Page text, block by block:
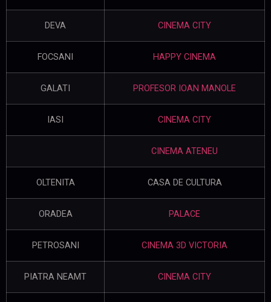
DEVA CINEMA CITY
FOCSANI HAPPY CINEMA
GALATI PROFESOR IOAN MANOLE
IASI CINEMA CITY
CINEMA ATENEU
OLTENITA CASA DE CULTURA
ORADEA PALACE
PETROSANI CINEMA 3D VICTORIA
PIATRA NEAMT CINEMA CITY